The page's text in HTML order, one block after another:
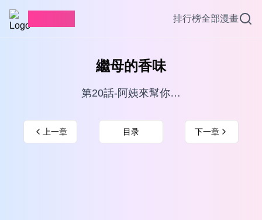
排行榜全部漫畫
繼母的香味
第20話-阿姨來幫你…
上一章 目录 下一章